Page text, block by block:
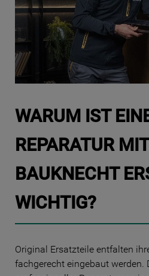
WARUM IST
REPARATUR
BAUKNECHT
WICHTIG?
Original Ersatzteile entfalten
fachgerecht eingebaut werden.